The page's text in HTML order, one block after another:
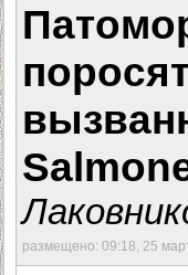
размещено: 09:18, 25